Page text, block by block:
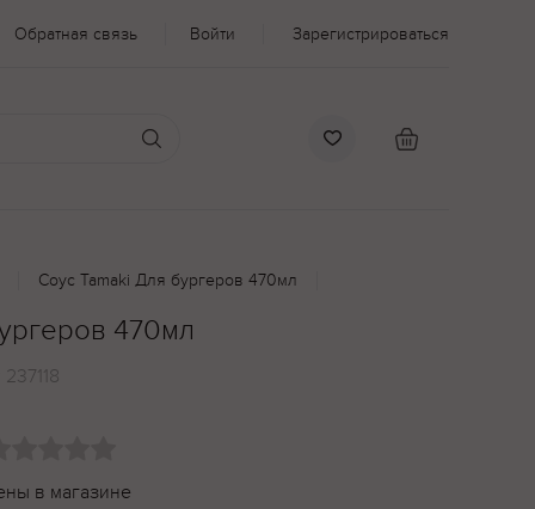
Обратная связь Войти Зарегистрироваться
Соус Tamaki Для бургеров 470мл
470мл
237118
в магазине